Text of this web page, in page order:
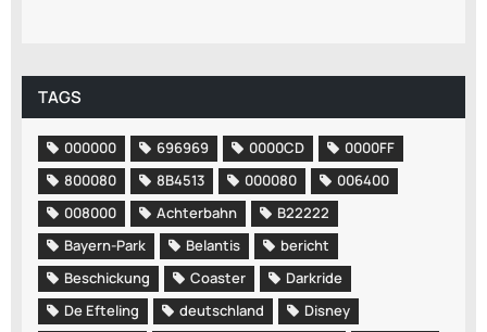
TAGS
000000 696969 0000CD
0000FF
800080
8B4513 000080
006400
008000
Achterbahn
B22222
Bayern-Park
Belantis
bericht
Beschickung
Coaster
Darkride
De Efteling
deutschland
Disney